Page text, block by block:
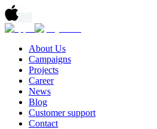
About Us
Campaigns
Projects
Career
News
Blog
Customer support
Contact